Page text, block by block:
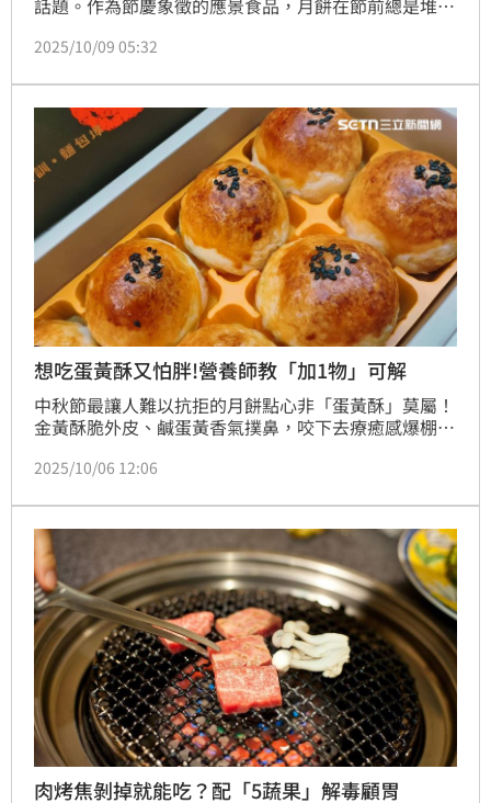
話題。作為節慶象徵的應景食品，月餅在節前總是堆滿
導，雖然不少商場在中秋前夕推出「買一送一」、「買
現象。(記者唐家興)
2025/10/09 05:32
想吃蛋黃酥又怕胖!營養師教「加1物」可解
中秋節最讓人難以抗拒的月餅點心非「蛋黃酥」莫屬！
金黃酥脆外皮、鹹蛋黃香氣撲鼻，咬下去療癒感爆棚！
熱量炸彈，不小心多吃幾顆，脂肪攝取量就直接「破
林旻樺教你終極訣竅。
2025/10/06 12:06
肉烤焦剝掉就能吃？配「5蔬果」解毒顧胃